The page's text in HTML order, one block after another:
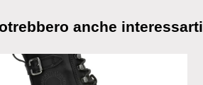
anche interessarti